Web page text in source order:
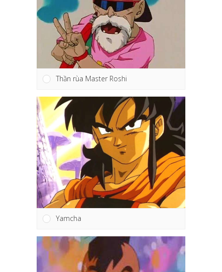
Thần rùa Master Roshi
Yamcha